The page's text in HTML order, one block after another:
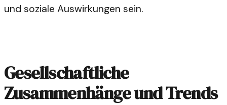
und soziale Auswirkungen sein.
Gesellschaftliche
Zusammenhänge und Trends